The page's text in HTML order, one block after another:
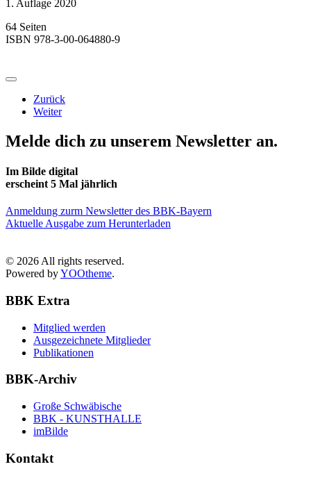
1. Auflage 2020
64 Seiten
ISBN 978-3-00-064880-9
Zurück
Weiter
Melde dich zu unserem Newsletter an.
Im Bilde digital
erscheint 5 Mal jährlich
Anmeldung zurm Newsletter des BBK-Bayern
Aktuelle Ausgabe zum Herunterladen
© 2026 All rights reserved.
Powered byYOOtheme.
BBK Extra
Mitglied werden
Ausgezeichnete Mitglieder
Publikationen
BBK-Archiv
Große Schwäbische
BBK - KUNSTHALLE
imBilde
Kontakt